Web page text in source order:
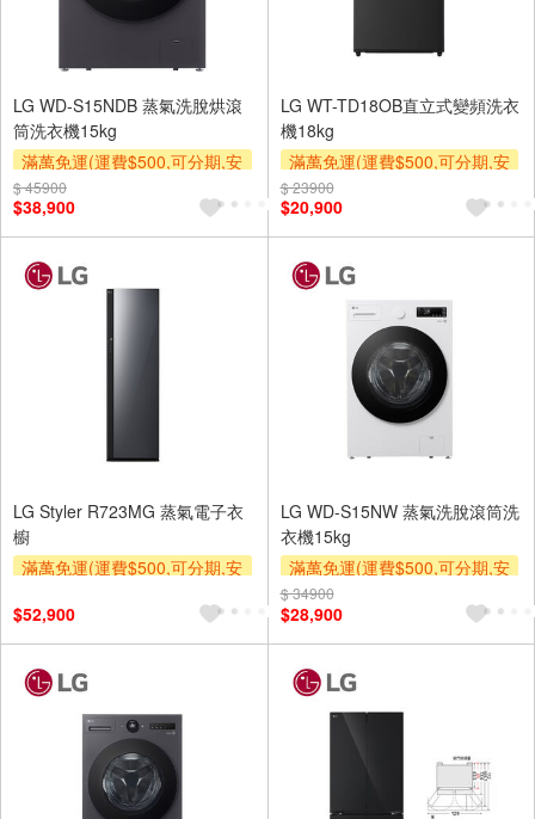
LG WD-S15NDB 蒸氣洗脫烘滾
筒洗衣機15kg
滿萬免運(運費$500,可分期,安
裝跨區費另計,單品未滿1萬元
及使用6期以上分期0利率,需付
基本安裝運費)
$ 45900
$38,900
LG WT-TD18OB直立式變頻洗衣
機18kg
滿萬免運(運費$500,可分期,安
裝跨區費另計,單品未滿1萬元
及使用6期以上分期0利率,需付
基本安裝運費)
$ 23900
$20,900
LG Styler R723MG 蒸氣電子衣
櫥
滿萬免運(運費$500,可分期,安
及使用6期以上分期0利率,需付
基本安裝運費)
$52,900
LG WD-S15NW 蒸氣洗脫滾筒洗
衣機15kg
滿萬免運(運費$500,可分期,安
裝跨區費另計,單品未滿1萬元
及使用6期以上分期0利率,需付
基本安裝運費)
$ 34900
$28,900